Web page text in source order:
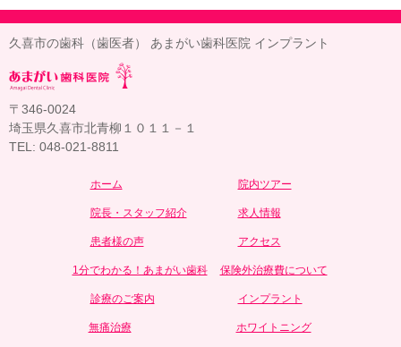
久喜市の歯科（歯医者） あまがい歯科医院 インプラント
〒346-0024
埼玉県久喜市北青柳１０１１－１
TEL: 048-021-8811
ホーム 院内ツアー
院長・スタッフ紹介 求人情報
患者様の声 アクセス
1分でわかる！あまがい歯科 保険外治療費について
診療のご案内 インプラント
無痛治療 ホワイトニング